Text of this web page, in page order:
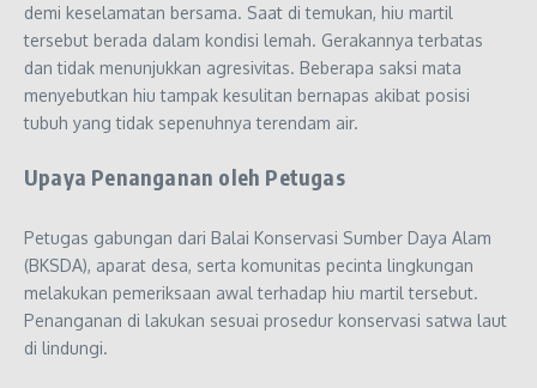
demi keselamatan bersama. Saat di temukan, hiu martil
tersebut berada dalam kondisi lemah. Gerakannya terbatas
dan tidak menunjukkan agresivitas. Beberapa saksi mata
menyebutkan hiu tampak kesulitan bernapas akibat posisi
tubuh yang tidak sepenuhnya terendam air.
Upaya Penanganan oleh Petugas
Petugas gabungan dari Balai Konservasi Sumber Daya Alam
(BKSDA), aparat desa, serta komunitas pecinta lingkungan
melakukan pemeriksaan awal terhadap hiu martil tersebut.
Penanganan di lakukan sesuai prosedur konservasi satwa laut
di lindungi.